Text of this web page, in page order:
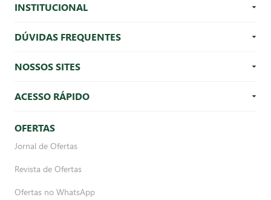
INSTITUCIONAL
DÚVIDAS FREQUENTES
NOSSOS SITES
ACESSO RÁPIDO
OFERTAS
Jornal de Ofertas
Revista de Ofertas
Ofertas no WhatsApp